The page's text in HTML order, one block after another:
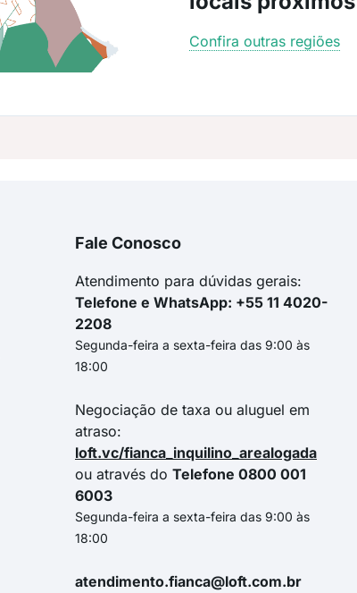
Confira outras regiões
Fale Conosco
Atendimento para dúvidas gerais:
Telefone e WhatsApp: +55 11 4020-
2208
Segunda-feira a sexta-feira das 9:00 às
18:00
Negociação de taxa ou aluguel em
atraso:
loft.vc/fianca_inquilino_arealogada
ou através do Telefone 0800 001
6003
Segunda-feira a sexta-feira das 9:00 às
18:00
atendimento.fianca@loft.com.br